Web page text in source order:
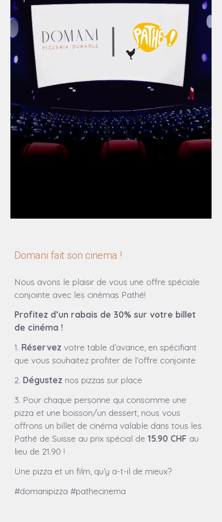
Domani fait son cinema !
Nous avons le plaisir de vous une offre spéciale
conjointe avec les cinémas Pathé!
Profitez d’un rabais de 30% sur votre billet
de cinéma !
1. Réservez votre table d’avance, en spécifiant
que vous souhaitez profiter de l’offre conjointe
2. Dégustez nos pizzas sur place
3. Pour chaque personne qui consomme une
pizza et une boisson/un dessert, nous vous
offrons un billet de cinéma valable dans tous les
Pathé de Suisse au prix spécial de15.90 CHF au
lieu de 21.90 !
Une pizza et un film, qu’y a-t-il de mieux?
#domanipizza #pathecinema